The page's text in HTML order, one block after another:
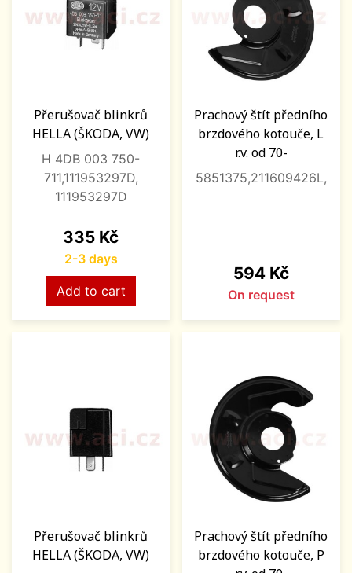
Přerušovač blinkrů
HELLA (ŠKODA, VW)
H 4DB 003 750-
711,111953297D,
111953297D
Price
335 Kč
2-3 days
Add to cart
Prachový štít předního
brzdového kotouče, L
r.v. od 70-
5851375,211609426L,
Price
594 Kč
On request
Přerušovač blinkrů
HELLA (ŠKODA, VW)
Prachový štít předního
brzdového kotouče, P